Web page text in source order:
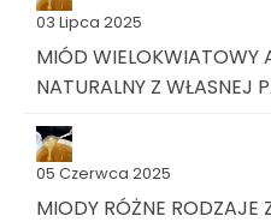
03 Lipca 2025
MIÓD WIELOKWIATOWY
NATURALNY Z WŁASNEJ
05 Czerwca 2025
MIODY RÓŻNE RODZAJE